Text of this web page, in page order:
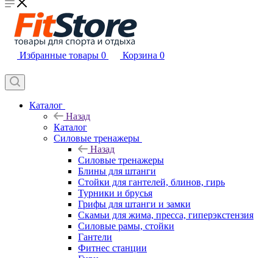
Избранные товары 0 Корзина 0
Каталог
Назад
Каталог
Силовые тренажеры
Назад
Силовые тренажеры
Блины для штанги
Стойки для гантелей, блинов, гирь
Турники и брусья
Грифы для штанги и замки
Скамьи для жима, пресса, гиперэкстензия
Силовые рамы, стойки
Гантели
Фитнес станции